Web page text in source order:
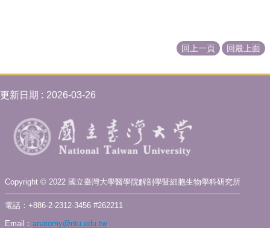
回上一頁 回最上面
更新日期 2026-03-26
Copyright © 2022 國立臺灣大學醫學院解剖學暨細胞生物學科研究所
電話：+886-2-2312-3456 #262211
Email： anatomy@ntu.edu.tw